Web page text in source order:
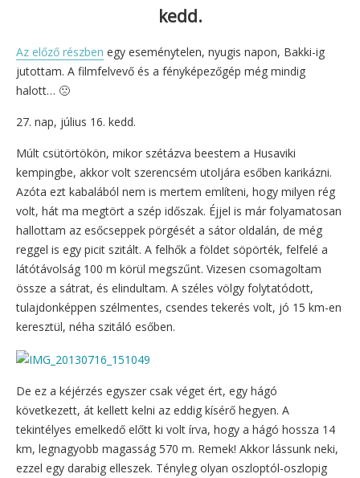
kedd.
Az előző részben egy eseménytelen, nyugis napon, Bakki-ig
jutottam. A filmfelvevő és a fényképezőgép még mindig
halott… 🙁
27. nap, július 16. kedd.
Múlt csütörtökön, mikor szétázva beestem a Husaviki
kempingbe, akkor volt szerencsém utoljára esőben karikázni.
Azóta ezt kabalából nem is mertem említeni, hogy milyen rég
volt, hát ma megtört a szép időszak. Éjjel is már folyamatosan
hallottam az esőcseppek pörgését a sátor oldalán, de még
reggel is egy picit szitált. A felhők a földet söpörték, felfelé a
látótávolság 100 m körül megszűnt. Vizesen csomagoltam
össze a sátrat, és elindultam. A széles völgy folytatódott,
tulajdonképpen szélmentes, csendes tekerés volt, jó 15 km-en
keresztül, néha szitáló esőben.
De ez a kéjérzés egyszer csak véget ért, egy hágó
következett, át kellett kelni az eddig kísérő hegyen. A
tekintélyes emelkedő előtt ki volt írva, hogy a hágó hossza 14
km, legnagyobb magasság 570 m. Remek! Akkor lássunk neki,
ezzel egy darabig elleszek. Tényleg olyan oszloptól-oszlopig